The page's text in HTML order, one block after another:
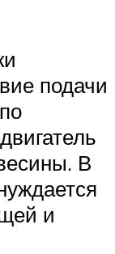
подачи
В
и